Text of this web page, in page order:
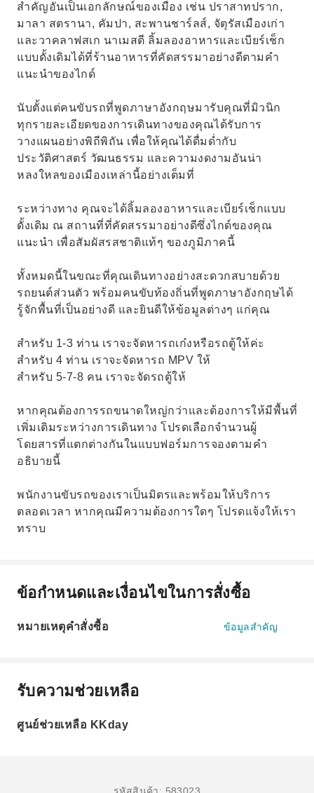
สำคัญอันเป็นเอกลักษณ์ของเมือง เช่น ปราสาทปราก,
มาลา สตรานา, คัมปา, สะพานชาร์ลส์, จัตุรัสเมืองเก่า
และวาคลาฟสเก นาเมสตี ลิ้มลองอาหารและเบียร์เช็ก
แบบดั้งเดิมได้ที่ร้านอาหารที่คัดสรรมาอย่างดีตามคำ
แนะนำของไกด์
นับตั้งแต่คนขับรถที่พูดภาษาอังกฤษมารับคุณที่มิวนิก
ทุกรายละเอียดของการเดินทางของคุณได้รับการ
วางแผนอย่างพิถีพิถัน เพื่อให้คุณได้ดื่มด่ำกับ
ประวัติศาสตร์ วัฒนธรรม และความงดงามอันน่า
หลงใหลของเมืองเหล่านี้อย่างเต็มที่
ระหว่างทาง คุณจะได้ลิ้มลองอาหารและเบียร์เช็กแบบ
ดั้งเดิม ณ สถานที่ที่คัดสรรมาอย่างดีซึ่งไกด์ของคุณ
แนะนำ เพื่อสัมผัสรสชาติแท้ๆ ของภูมิภาคนี้
ทั้งหมดนี้ในขณะที่คุณเดินทางอย่างสะดวกสบายด้วย
รถยนต์ส่วนตัว พร้อมคนขับท้องถิ่นที่พูดภาษาอังกฤษได้
รู้จักพื้นที่เป็นอย่างดี และยินดีให้ข้อมูลต่างๆ แก่คุณ
สำหรับ 1-3 ท่าน เราจะจัดหารถเก๋งหรือรถตู้ให้ค่ะ
สำหรับ 4 ท่าน เราจะจัดหารถ MPV ให้
สำหรับ 5-7-8 คน เราจะจัดรถตู้ให้
หากคุณต้องการรถขนาดใหญ่กว่าและต้องการให้มีพื้นที่
เพิ่มเติมระหว่างการเดินทาง โปรดเลือกจำนวนผู้
โดยสารที่แตกต่างกันในแบบฟอร์มการจองตามคำ
อธิบายนี้
พนักงานขับรถของเราเป็นมิตรและพร้อมให้บริการ
ตลอดเวลา หากคุณมีความต้องการใดๆ โปรดแจ้งให้เรา
ทราบ
ข้อกำหนดและเงื่อนไขในการสั่งซื้อ
หมายเหตุคำสั่งซื้อ ข้อมูลสำคัญ
รับความช่วยเหลือ
ศูนย์ช่วยเหลือ KKday